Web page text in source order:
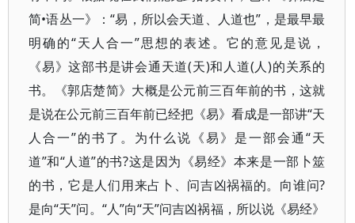
简•语丛一》：“易，所以会天道、人道也”，是最早最
明确的“天人合一”思想的表述。它的意见是说，
《易》这部书是讲会通天道(天)和人道(人)的关系的
书。《郭店楚简》大概是公元前三百年前的书，这就
是说在公元前三百年前已经把《易》看成是一部讲“天
人合一”的书了。为什么说《易》是一部会通“天
道”和“人道”的书?这是因为《易经》本来是一部卜筮
的书，它是人们用来占卜、问吉凶祸福的。向谁问?
是向“天”问。“人”向“天”问吉凶祸福，所以说《易经》